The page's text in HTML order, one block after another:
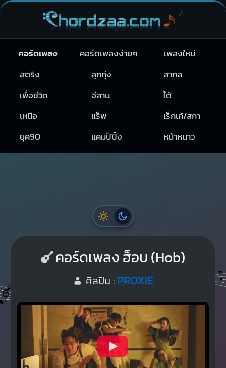
คอร์ดเพลง คอร์ดเพลงง่ายๆ
เพลงใหม่
สตริง
ลูกทุ่ง
สากล
เพื่อชีวิต
อีสาน
ใต้
เหนือ
แร็พ
เร็กเก้/สกา
ยุค90
แคมป์ปิ้ง หน้าหนาว
คอร์ดเพลง ฮ็อบ (Hob)
ศิลปิน : PROXIE